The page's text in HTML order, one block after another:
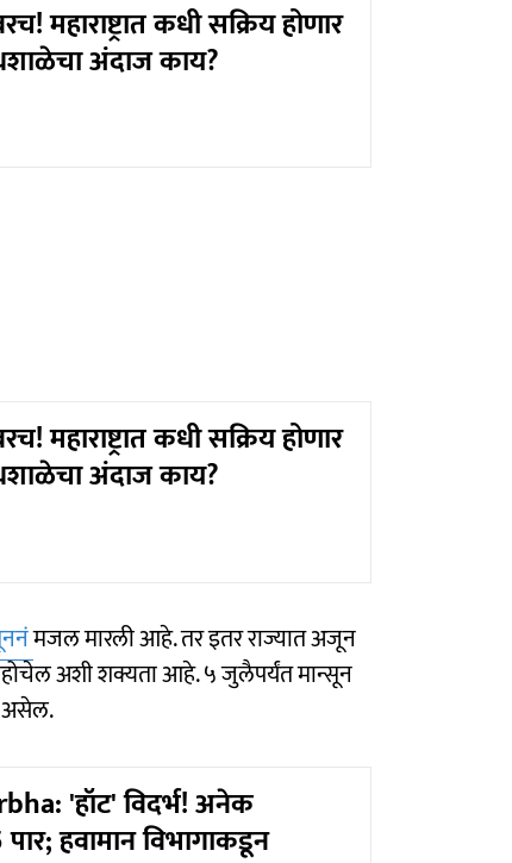
महाराष्ट्रात कधी सक्रिय होणार
अंदाज काय?
महाराष्ट्रात कधी सक्रिय होणार
अंदाज काय?
मजल मारली आहे. तर इतर राज्यात अजून
अशी शक्यता आहे. ५ जुलैपर्यंत मान्सून
असेल.
'हॉट' विदर्भ! अनेक
हवामान विभागाकडून